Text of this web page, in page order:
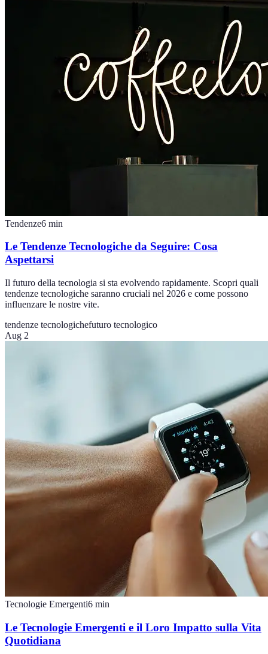
Tendenze6 min
Le Tendenze Tecnologiche da Seguire: Cosa
Aspettarsi
Il futuro della tecnologia si sta evolvendo rapidamente. Scopri quali
tendenze tecnologiche saranno cruciali nel 2026 e come possono
influenzare le nostre vite.
tendenze tecnologichefuturo tecnologico
Aug 2
Tecnologie Emergenti6 min
Le Tecnologie Emergenti e il Loro Impatto sulla Vita
Quotidiana